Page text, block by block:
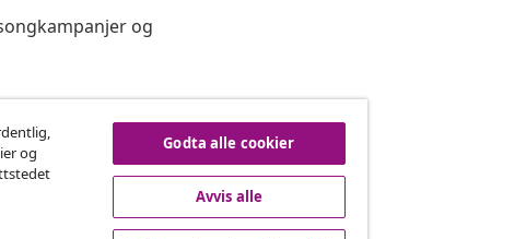
og
på kontrakten
vidaXL
og
Godta alle cookier
Avvis alle